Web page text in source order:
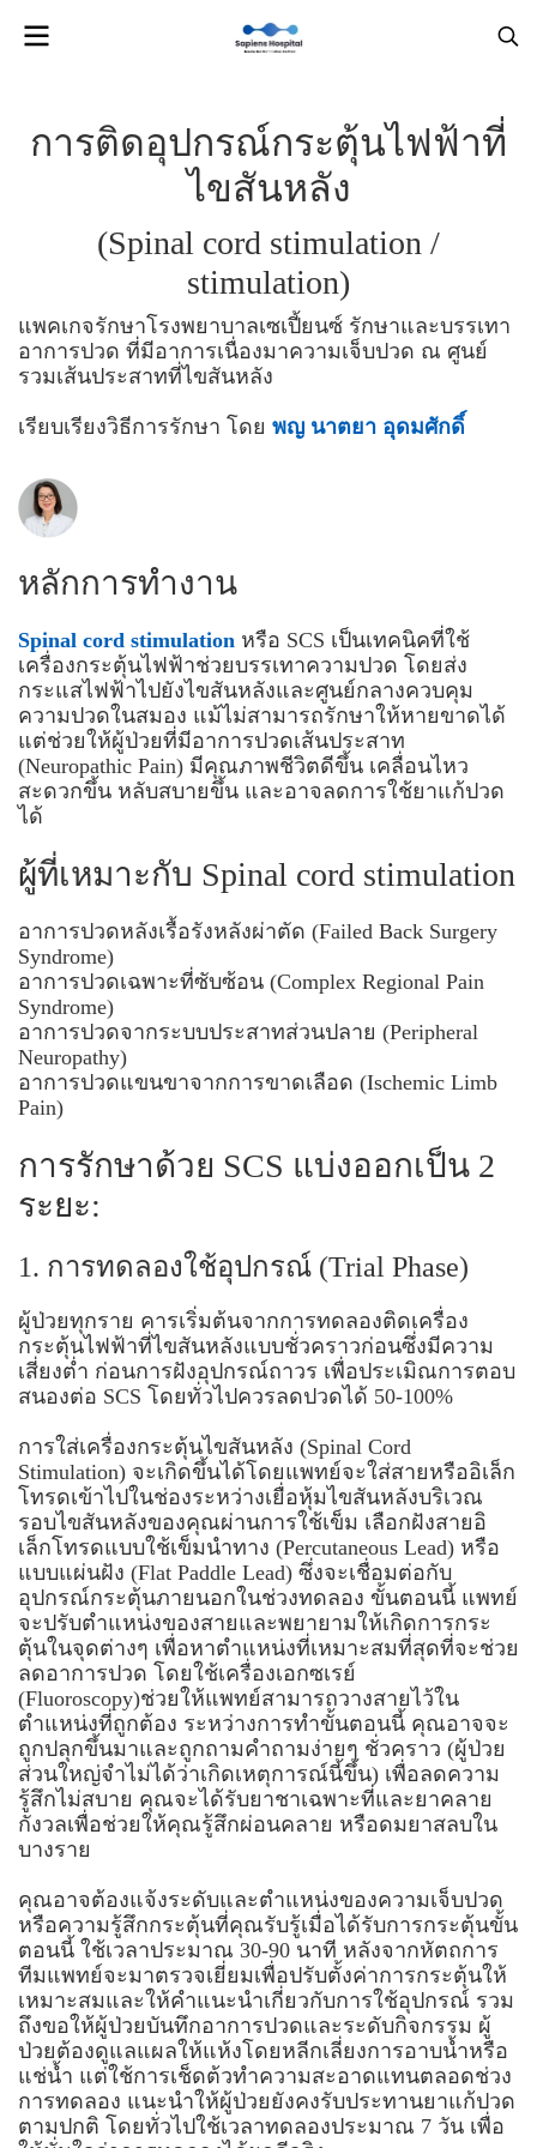
การติดอุปกรณ์กระตุ้นไฟฟ้าที่
ไขสันหลัง
(Spinal cord stimulation /
stimulation)
แพคเกจรักษาโรงพยาบาลเซเปี้ยนซ์ รักษาและบรรเทา
อาการปวด ที่มีอาการเนื่องมาความเจ็บปวด ณ ศูนย์
รวมเส้นประสาทที่ไขสันหลัง
เรียบเรียงวิธีการรักษา โดย พญ นาตยา อุดมศักดิ์
หลักการทำงาน
Spinal cord stimulation หรือ SCS เป็นเทคนิคที่ใช้
เครื่องกระตุ้นไฟฟ้าช่วยบรรเทาความปวด โดยส่ง
กระแสไฟฟ้าไปยังไขสันหลังและศูนย์กลางควบคุม
ความปวดในสมอง แม้ไม่สามารถรักษาให้หายขาดได้
แต่ช่วยให้ผู้ป่วยที่มีอาการปวดเส้นประสาท
(Neuropathic Pain) มีคุณภาพชีวิตดีขึ้น เคลื่อนไหว
สะดวกขึ้น หลับสบายขึ้น และอาจลดการใช้ยาแก้ปวด
ได้
ผู้ที่เหมาะกับ Spinal cord stimulation
อาการปวดหลังเรื้อรังหลังผ่าตัด (Failed Back Surgery
Syndrome)
อาการปวดเฉพาะที่ซับซ้อน (Complex Regional Pain
Syndrome)
อาการปวดจากระบบประสาทส่วนปลาย (Peripheral
Neuropathy)
อาการปวดแขนขาจากการขาดเลือด (Ischemic Limb
Pain)
การรักษาด้วย SCS แบ่งออกเป็น 2
ระยะ:
1. การทดลองใช้อุปกรณ์ (Trial Phase)
ผู้ป่วยทุกราย คารเริ่มต้นจากการทดลองติดเครื่อง
กระตุ้นไฟฟ้าที่ไขสันหลังแบบชั่วคราวก่อนซึ่งมีความ
เสี่ยงต่ำ ก่อนการฝังอุปกรณ์ถาวร เพื่อประเมิณการตอบ
สนองต่อ SCS โดยทั่วไปควรลดปวดได้ 50-100%
การใส่เครื่องกระตุ้นไขสันหลัง (Spinal Cord
Stimulation) จะเกิดขึ้นได้โดยแพทย์จะใส่สายหรืออิเล็ก
โทรดเข้าไปในช่องระหว่างเยื่อหุ้มไขสันหลังบริเวณ
รอบไขสันหลังของคุณผ่านการใช้เข็ม เลือกฝังสายอิ
เล็กโทรดแบบใช้เข็มนำทาง (Percutaneous Lead) หรือ
แบบแผ่นฝัง (Flat Paddle Lead) ซึ่งจะเชื่อมต่อกับ
อุปกรณ์กระตุ้นภายนอกในช่วงทดลอง ขั้นตอนนี้ แพทย์
จะปรับตำแหน่งของสายและพยายามให้เกิดการกระ
ตุ้นในจุดต่างๆ เพื่อหาตำแหน่งที่เหมาะสมที่สุดที่จะช่วย
ลดอาการปวด โดยใช้เครื่องเอกซเรย์
(Fluoroscopy)ช่วยให้แพทย์สามารถวางสายไว้ใน
ตำแหน่งที่ถูกต้อง ระหว่างการทำขั้นตอนนี้ คุณอาจจะ
ถูกปลุกขึ้นมาและถูกถามคำถามง่ายๆ ชั่วคราว (ผู้ป่วย
ส่วนใหญ่จำไม่ได้ว่าเกิดเหตุการณ์นี้ขึ้น) เพื่อลดความ
รู้สึกไม่สบาย คุณจะได้รับยาชาเฉพาะที่และยาคลาย
กังวลเพื่อช่วยให้คุณรู้สึกผ่อนคลาย หรือดมยาสลบใน
บางราย
คุณอาจต้องแจ้งระดับและตำแหน่งของความเจ็บปวด
หรือความรู้สึกกระตุ้นที่คุณรับรู้เมื่อได้รับการกระตุ้นขั้น
ตอนนี้ ใช้เวลาประมาณ 30-90 นาที หลังจากหัตถการ
ทีมแพทย์จะมาตรวจเยี่ยมเพื่อปรับตั้งค่าการกระตุ้นให้
เหมาะสมและให้คำแนะนำเกี่ยวกับการใช้อุปกรณ์ รวม
ถึงขอให้ผู้ป่วยบันทึกอาการปวดและระดับกิจกรรม ผู้
ป่วยต้องดูแลแผลให้แห้งโดยหลีกเลี่ยงการอาบน้ำหรือ
แช่น้ำ แต่ใช้การเช็ดต้วทำความสะอาดแทนตลอดช่วง
การทดลอง แนะนำให้ผู้ป่วยยังคงรับประทานยาแก้ปวด
ตามปกติ โดยทั่วไปใช้เวลาทดลองประมาณ 7 วัน เพื่อ